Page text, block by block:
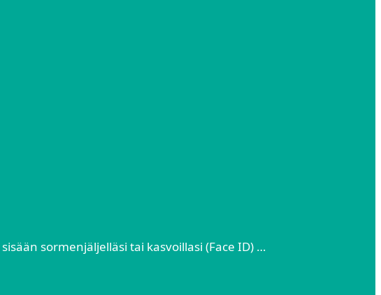
sormenjäljelläsi tai kasvoillasi (Face ID) …